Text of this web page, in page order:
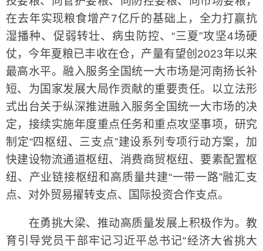
在去年实现粮食增产7亿斤的基础上，全力打赢抗
湿播种、促弱转壮、病虫防控、“三夏”攻坚4场硬
仗，今年夏粮已丰收在仓，产量有望创2023年以来
最高水平。融入服务全国统一大市场是河南扬长补
短、为国家发展大局作贡献的重要责任。以立法形
式出台关于纵深推进融入服务全国统一大市场的决
定，接续实施年度重点任务和重点攻坚事项，研究
制定“四枢纽、三支点”建设系列专项行动方案，加
快建设物流通道枢纽、消费商贸枢纽、要素配置枢
纽、产业链接枢纽和高质量共建“一带一路”融汇支
点、对外贸易擢转支点、国际投资合作支点。
在勇挑大梁、推动高质量发展上积极作为。教
育引导党员干部牢记习近平总书记“经济大省挑大